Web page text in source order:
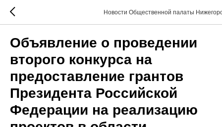
Новости Общественной палаты
Объявление о проведении
второго конкурса на
предоставление грантов
Президента Российской
Федерации на реализацию